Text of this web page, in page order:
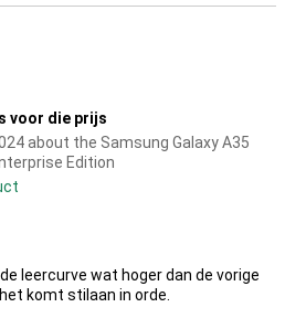
voor die prijs
about the Samsung Galaxy A35
Edition
leercurve wat hoger dan de vorige
komt stilaan in orde.